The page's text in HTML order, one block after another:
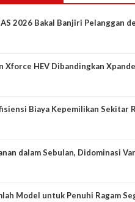
2026 Bakal Banjiri Pelanggan
Xforce HEV Dibandingkan
Biaya Kepemilikan Sekitar
dalam Sebulan, Didominasi
Model untuk Penuhi Ragam